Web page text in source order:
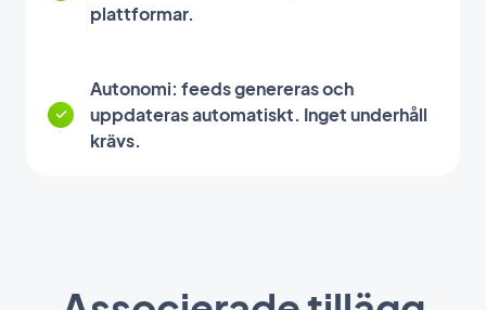
plattformar.
Autonomi: feeds genereras och
uppdateras automatiskt. Inget underhåll
krävs.